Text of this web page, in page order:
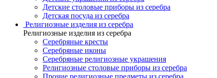
Детские столовые приборы из серебра
Детская посуда из серебра
Религиозные изделия из серебра
Религиозные изделия из серебра
Серебряные кресты
Серебряные иконы
Серебряные религиозные украшения
Религиозные столовые приборы из серебра
Прочие религиозные предметы из серебра